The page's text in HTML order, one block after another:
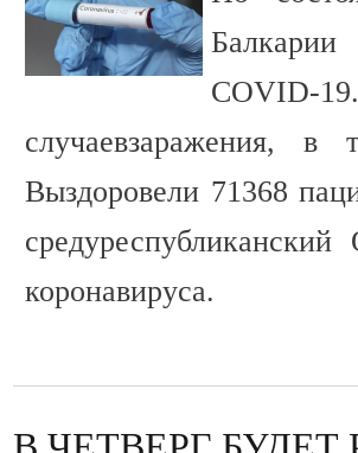
случаевзаражения,
Выздоровели 71368
коронавируса.